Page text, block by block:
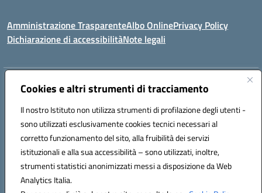
Cookies e altri strumenti di tracciamento
Il nostro Istituto non utilizza strumenti di profilazione degli utenti -
sono utilizzati esclusivamente cookies tecnici necessari al
corretto funzionamento del sito, alla fruibilità dei servizi
istituzionali e alla sua accessibilità – sono utilizzati, inoltre,
strumenti statistici anonimizzati messi a disposizione da Web
Analytics Italia.
Amministrazione TrasparenteAlbo OnlinePrivacy Policy
Dichiarazione di accessibilitàNote legali
Indirizzo:Via Coniugi Crigna – Cap. 89861 – Tropea (VV)
Posta elettronica certificata (PEC):vvic82200d@pec.istruzione.it
Codice fiscale: 96012410799
Codice meccanografico:VVIC82200D
Codice Indice delle Pubbliche Amministrazioni (IPA): istsc_vvic82200d
Codice unico di fatturazione (CUF): UFUKAE